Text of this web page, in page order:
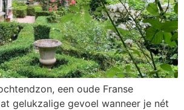
een oude Franse
gelukzalige gevoel wanneer je nét